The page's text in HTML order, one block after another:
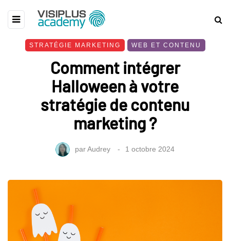
STRATÉGIE MARKETING WEB ET CONTENU
Comment intégrer
Halloween à votre
stratégie de contenu
marketing ?
parAudrey 1 octobre 2024